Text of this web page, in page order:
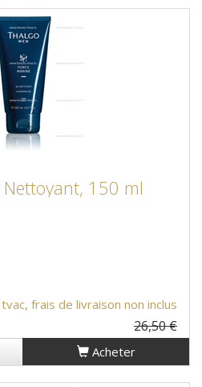
Nettoyant, 150 ml
tvac, frais de livraison non inclus
26,50 €
Acheter